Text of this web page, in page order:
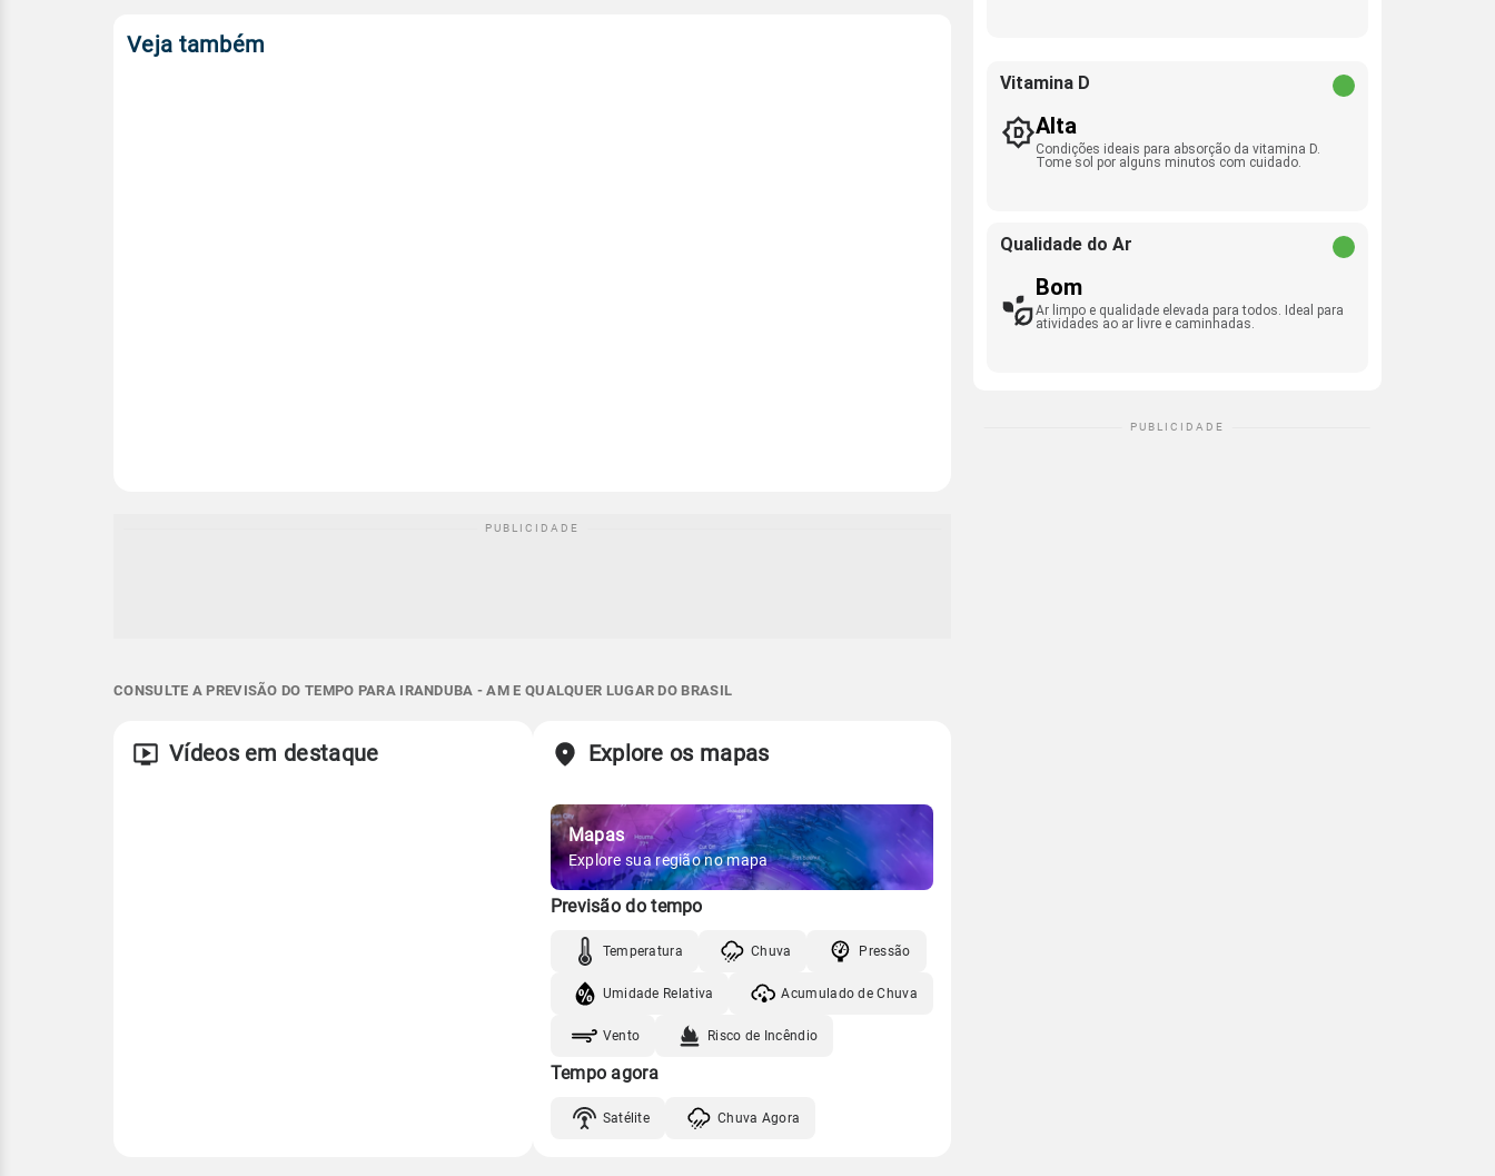
Veja também
CONSULTE A PREVISÃO DO TEMPO PARA IRANDUBA - AM E QUALQUER LUGAR DO BRASIL
Vídeos em destaque Explore os mapas
Mapas
Explore sua região no mapa
Previsão do tempo
Temperatura Chuva Pressão
Umidade Relativa Acumulado de Chuva
Vento Risco de Incêndio
Tempo agora
Satélite Chuva Agora
Vitamina D
Alta
Condições ideais para absorção da vitamina D.
Tome sol por alguns minutos com cuidado.
Qualidade do Ar
Bom
Ar limpo e qualidade elevada para todos. Ideal para
atividades ao ar livre e caminhadas.